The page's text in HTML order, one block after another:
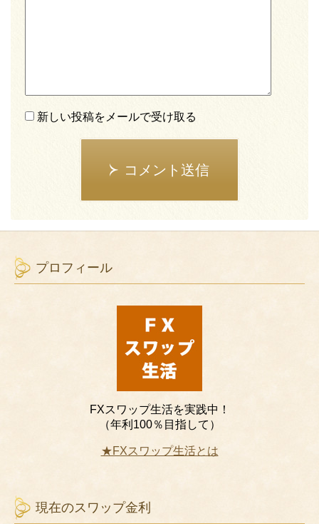
新しい投稿をメールで受け取る
コメント送信
プロフィール
FXスワップ生活を実践中！
（年利100％目指して）
★FXスワップ生活とは
現在のスワップ金利